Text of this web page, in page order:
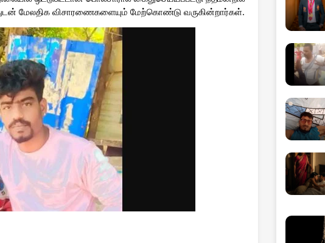
மேலதிக விசாரணைகளையும் மேற்கொண்டு வருகின்றார்கள்.